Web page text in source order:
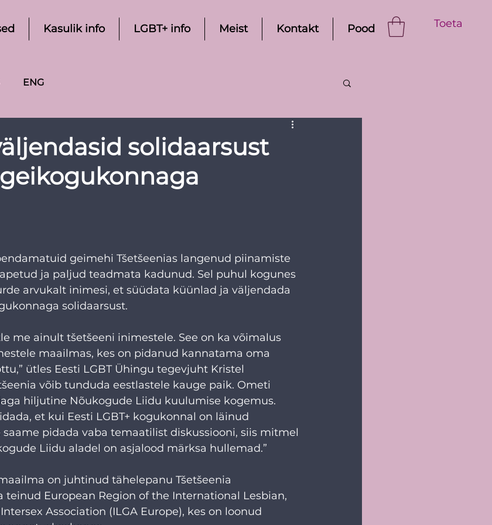
Kasulik info LGBT+ info Meist Kontakt Pood Toeta
ENG
solidaarsust
geimehi Tšetšeenias langenud piinamiste
ja paljud teadmata kadunud. Sel puhul kogunes
arvukalt inimesi, et süüdata küünlad ja väljendada
solidaarsust.
me ainult tšetšeeni inimestele. See on ka võimalus
maailmas, kes on pidanud kannatama oma
ütles Eesti LGBT Ühingu tegevjuht Kristel
võib tunduda eestlastele kauge paik. Ometi
hiljutine Nõukogude Liidu kuulumise kogemus.
et kui Eesti LGBT+ kogukonnal on läinud
pidada vaba temaatilist diskussiooni, siis mitmel
Liidu aladel on asjalood märksa hullemad.”
on juhtinud tähelepanu Tšetšeenia
teinud European Region of the International Lesbian,
Association (ILGA Europe), kes on loonud